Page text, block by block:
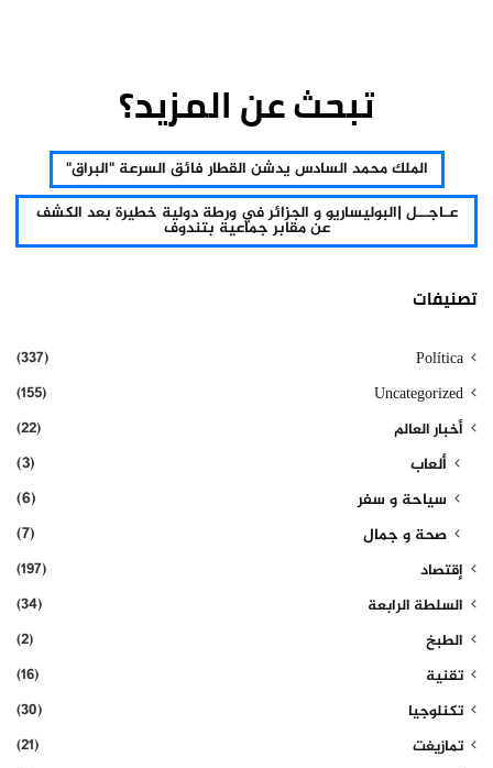
تبحث عن المزيد؟
الملك محمد السادس يدشن القطار فائق السرعة "البراق"
عـاجــل |البوليساريو و الجزائر في ورطة دولية خطيرة بعد الكشف
عن مقابر جماعية بتندوف
تصنيفات
Política
(337)
Uncategorized
(155)
أخبار العالم
(22)
ألعاب
(3)
سياحة و سفر
(6)
صحة و جمال
(7)
إقتصاد
(197)
السلطة الرابعة
(34)
الطبخ
(2)
تقنية
(16)
تكنلوجيا
(30)
تمازيغت
(21)